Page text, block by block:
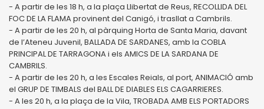
- A partir de les 18 h, a la plaça Llibertat de Reus, RECOLLIDA DEL
FOC DE LA FLAMAprovinent del Canigó, i trasllat a Cambrils.
- A partir de les 20 h, al pàrquing Horta de Santa Maria, davant
de l’Ateneu Juvenil, BALLADA DE SARDANES, amb la COBLA
PRINCIPAL DE TARRAGONA i els AMICS DE LASARDANA DE
CAMBRILS.
- A partir de les 20 h, a les Escales Reials, al port, ANIMACIÓ amb
el GRUP DE TIMBALS del BALL DE DIABLES ELS CAGARRIERES.
- A les 20 h, a la plaça de la Vila, TROBADA AMB ELS PORTADORS